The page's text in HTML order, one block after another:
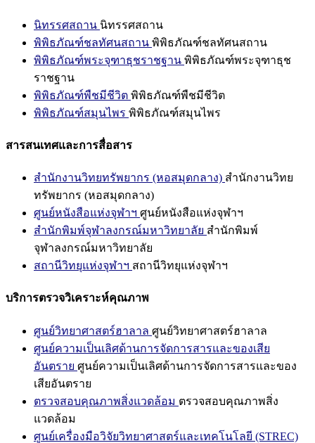
นิทรรศสถาน นิทรรศสถาน
พิพิธภัณฑ์ชลทัศนสถาน พิพิธภัณฑ์ชลทัศนสถาน
พิพิธภัณฑ์พระจุฑาธุชราชฐาน พิพิธภัณฑ์พระจุฑาธุช
ราชฐาน
พิพิธภัณฑ์พืชมีชีวิต พิพิธภัณฑ์พืชมีชีวิต
พิพิธภัณฑ์สมุนไพร พิพิธภัณฑ์สมุนไพร
สารสนเทศและการสื่อสาร
สำนักงานวิทยทรัพยากร (หอสมุดกลาง) สำนักงานวิทย
ทรัพยากร (หอสมุดกลาง)
ศูนย์หนังสือแห่งจุฬาฯ ศูนย์หนังสือแห่งจุฬาฯ
สำนักพิมพ์จุฬาลงกรณ์มหาวิทยาลัย สำนักพิมพ์
จุฬาลงกรณ์มหาวิทยาลัย
สถานีวิทยุแห่งจุฬาฯ สถานีวิทยุแห่งจุฬาฯ
บริการตรวจวิเคราะห์คุณภาพ
ศูนย์วิทยาศาสตร์ฮาลาล ศูนย์วิทยาศาสตร์ฮาลาล
ศูนย์ความเป็นเลิศด้านการจัดการสารและของเสีย
อันตราย ศูนย์ความเป็นเลิศด้านการจัดการสารและของ
เสียอันตราย
ตรวจสอบคุณภาพสิ่งแวดล้อม ตรวจสอบคุณภาพสิ่ง
แวดล้อม
ศูนย์เครื่องมือวิจัยวิทยาศาสตร์และเทคโนโลยี (STREC)